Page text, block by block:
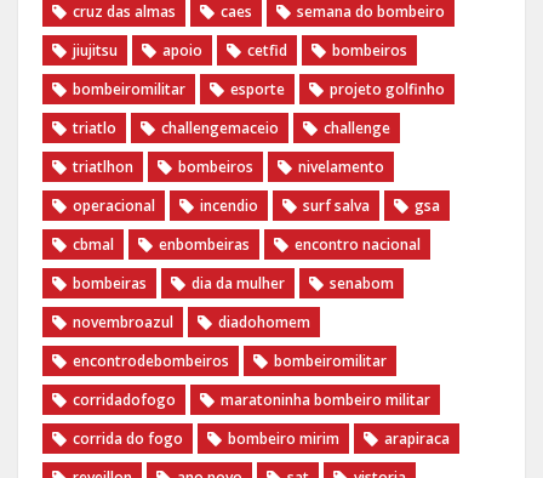
cruz das almas
caes
semana do bombeiro
jiujitsu
apoio cetfid
bombeiros
bombeiromilitar
esporte
projeto golfinho
triatlo
challengemaceio
challenge
triatlhon
bombeiros
nivelamento
operacional
incendio surf salva
gsa
cbmal
enbombeiras
encontro nacional
bombeiras
dia da mulher
senabom
novembroazul
diadohomem
encontrodebombeiros
bombeiromilitar
corridadofogo
maratoninha bombeiro militar
corrida do fogo
bombeiro mirim
arapiraca